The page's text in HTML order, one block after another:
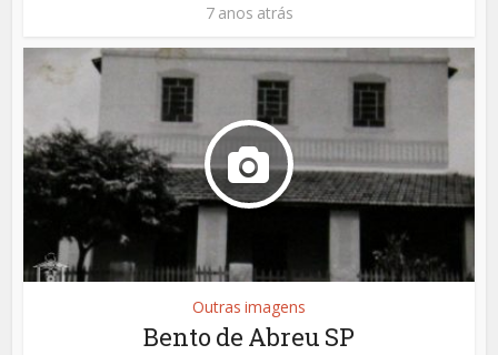
7 anos atrás
Outras imagens
Bento de Abreu SP